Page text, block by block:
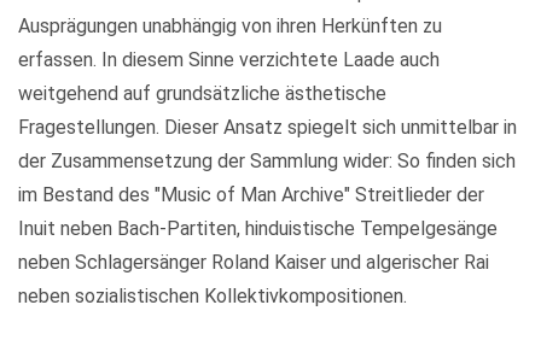
Ausprägungen unabhängig von ihren Herkünften zu
erfassen. In diesem Sinne verzichtete Laade auch
weitgehend auf grundsätzliche ästhetische
Fragestellungen. Dieser Ansatz spiegelt sich unmittelbar in
der Zusammensetzung der Sammlung wider: So finden sich
im Bestand des "Music of Man Archive" Streitlieder der
Inuit neben Bach-Partiten, hinduistische Tempelgesänge
neben Schlagersänger Roland Kaiser und algerischer Rai
neben sozialistischen Kollektivkompositionen.